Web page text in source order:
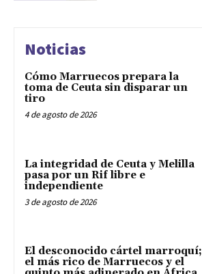
Noticias
Cómo Marruecos prepara la
toma de Ceuta sin disparar un
tiro
4 de agosto de 2026
La integridad de Ceuta y Melilla
pasa por un Rif libre e
independiente
3 de agosto de 2026
El desconocido cártel marroquí;
el más rico de Marruecos y el